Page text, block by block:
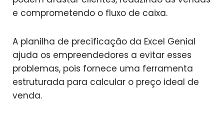
e comprometendo o fluxo de caixa.
A planilha de precificação da Excel Genial
ajuda os empreendedores a evitar esses
problemas, pois fornece uma ferramenta
estruturada para calcular o preço ideal de
venda.